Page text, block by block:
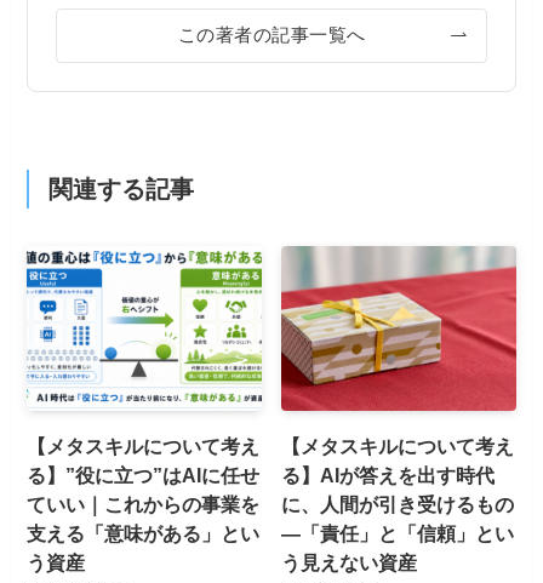
この著者の記事一覧へ
関連する記事
【メタスキルについて考え
る】”役に立つ”はAIに任せ
ていい｜これからの事業を
支える「意味がある」とい
う資産
【メタスキルについて考え
る】AIが答えを出す時代
に、人間が引き受けるもの
—「責任」と「信頼」とい
う見えない資産